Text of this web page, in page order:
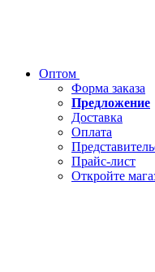
Оптом
Форма заказа
Предложение
Доставка
Оплата
Прайс-лист
Откройте